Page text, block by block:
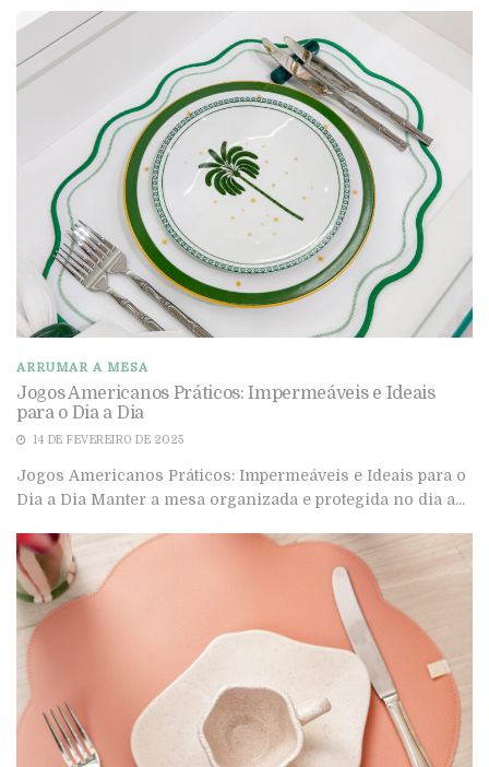
ARRUMAR A MESA
Jogos Americanos Práticos: Impermeáveis e Ideais
para o Dia a Dia
14 DE FEVEREIRO DE 2025
Jogos Americanos Práticos: Impermeáveis e Ideais para o
Dia a Dia Manter a mesa organizada e protegida no dia a...